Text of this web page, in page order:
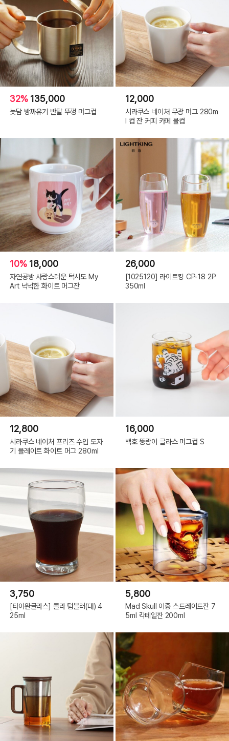
32% 135,000
놋담 방짜유기 반달 뚜껑 머그컵
12,000
시라쿠스 네이처 무광 머그 280m
l 컵 잔 커피 카페 물컵
10% 18,000
자연공방 사랑스러운 턱시도 My
Art 넉넉한 화이트 머그잔
26,000
[1025120] 라이트킹 CP-18 2P
350ml
12,800
시라쿠스 네이처 프리즈 수입 도자
기 플레이트 화이트 머그 280ml
16,000
백호 뚱랑이 글라스 머그컵 S
3,750
[타이완글라스] 콜라 텀블러(대) 4
25ml
5,800
Mad Skull 이중 스트레이트잔 7
5ml 칵테일잔 200ml